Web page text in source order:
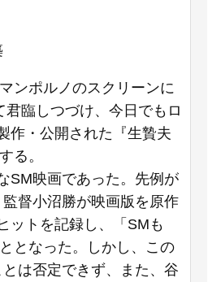
ンポルノのスクリーンに
臨しつづけ、今日でもロ
作・公開された『生贄夫
る。
SM映画であった。先例が
督小沼勝が映画版を原作
ットを記録し、「SMも
となった。しかし、この
は否定できず、また、谷